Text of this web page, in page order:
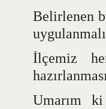
Belirlenen
İlçemiz
Umarım